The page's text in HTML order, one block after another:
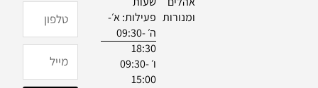
ומנורות פעילות: א׳-
ה׳ 09:30-
18:30
ו׳ 09:30-
15:00